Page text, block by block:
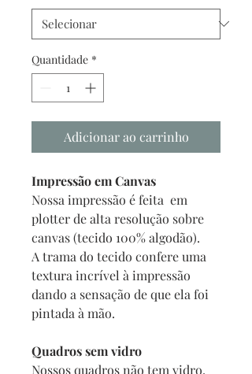
Quantidade *
Adicionar ao carrinho
Impressão em Canvas
Nossa impressão é feita em
plotter de alta resolução sobre
canvas (tecido 100% algodão).
A trama do tecido confere uma
textura incrível à impressão
dando a sensação de que ela foi
pintada à mão.
Quadros sem vidro
Nossos quadros não tem vidro,